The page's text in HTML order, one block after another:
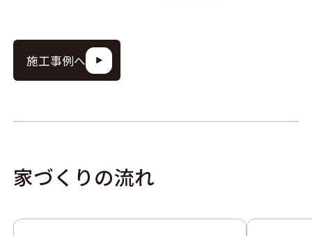
施工事例へ
家づくりの流れ